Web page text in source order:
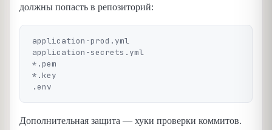
должны попасть в репозиторий:
application-prod.yml
application-secrets.yml
*.pem
*.key
Дополнительная защита — хуки проверки коммитов.